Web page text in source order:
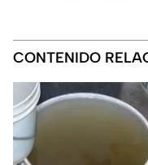
CONTENIDO